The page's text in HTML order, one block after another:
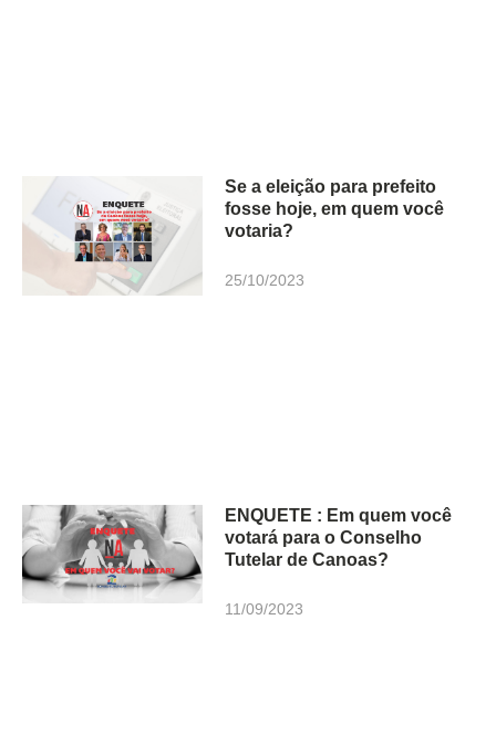
Se a eleição para prefeito
fosse hoje, em quem você
votaria?
25/10/2023
ENQUETE : Em quem você
votará para o Conselho
Tutelar de Canoas?
11/09/2023